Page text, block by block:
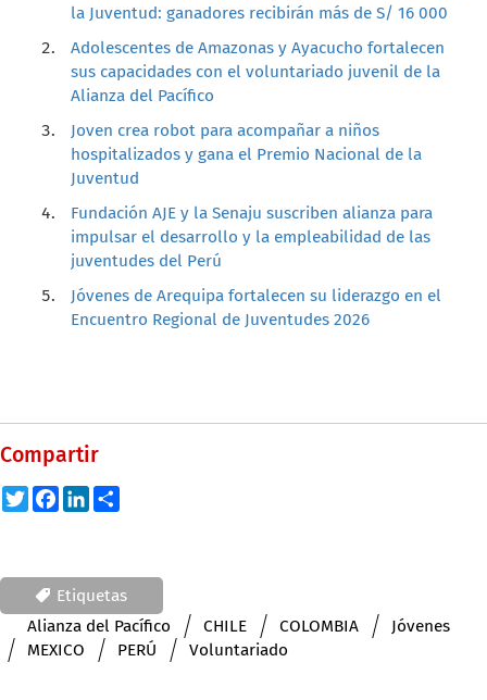
la Juventud: ganadores recibirán más de S/ 16 000
Adolescentes de Amazonas y Ayacucho fortalecen
sus capacidades con el voluntariado juvenil de la
Alianza del Pacífico
Joven crea robot para acompañar a niños
hospitalizados y gana el Premio Nacional de la
Juventud
Fundación AJE y la Senaju suscriben alianza para
impulsar el desarrollo y la empleabilidad de las
juventudes del Perú
Jóvenes de Arequipa fortalecen su liderazgo en el
Encuentro Regional de Juventudes 2026
Compartir
TwitterFacebook
LinkedIn
Etiquetas
Alianza del Pacífico
CHILE COLOMBIA
Jóvenes
MEXICO
PERÚ Voluntariado